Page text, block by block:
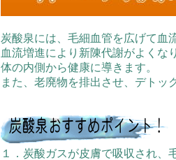
炭酸泉には、毛細血管を広げて血
血流増進により新陳代謝がよくな
体の内側から健康に導きます。
また、老廃物を排出させ、デトッ
１．炭酸ガスが皮膚で吸収され、